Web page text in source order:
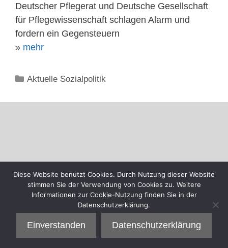
Deutscher Pflegerat und Deutsche Gesellschaft
für Pflegewissenschaft schlagen Alarm und
fordern ein Gegensteuern
» mehr
Kategorien
Aktuelle Sozialpolitik
Diese Website benutzt Cookies. Durch Nutzung dieser Website
stimmen Sie der Verwendung von Cookies zu. Weitere
Informationen zur Cookie-Nutzung finden Sie in der
Datenschutzerklärung.
Einverstanden Datenschutzerklärung